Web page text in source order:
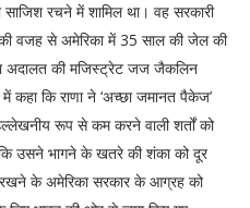
रचने में शामिल था। वह सरकारी
वजह से अमेरिका में 35 साल की जेल की
अदालत की मजिस्ट्रेट जज जैकलिन
कि राणा ने ‘अच्छा जमानत पैकेज’
रूप से कम करने वाली शर्तों को
उसने भागने के खतरे की शंका को दूर
के अमेरिका सरकार के आग्रह को